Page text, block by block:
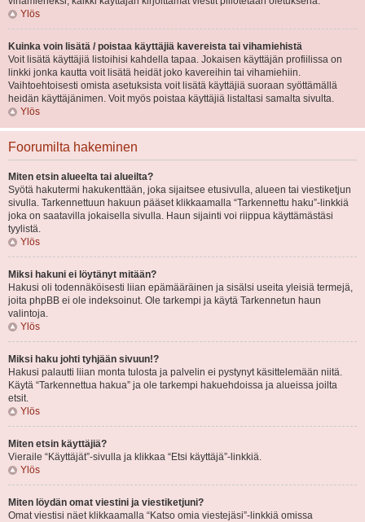
Ylös
Kuinka voin lisätä / poistaa käyttäjiä kavereista tai vihamiehistä
Voit lisätä käyttäjiä listoihisi kahdella tapaa. Jokaisen käyttäjän profiilissa on
linkki jonka kautta voit lisätä heidät joko kavereihin tai vihamiehiin.
Vaihtoehtoisesti omista asetuksista voit lisätä käyttäjiä suoraan syöttämällä
heidän käyttäjänimen. Voit myös poistaa käyttäjiä listaltasi samalta sivulta.
Ylös
Foorumilta hakeminen
Miten etsin alueelta tai alueilta?
Syötä hakutermi hakukenttään, joka sijaitsee etusivulla, alueen tai viestiketjun
sivulla. Tarkennettuun hakuun pääset klikkaamalla “Tarkennettu haku”-linkkiä
joka on saatavilla jokaisella sivulla. Haun sijainti voi riippua käyttämästäsi
tyylistä.
Ylös
Miksi hakuni ei löytänyt mitään?
Hakusi oli todennäköisesti liian epämääräinen ja sisälsi useita yleisiä termejä,
joita phpBB ei ole indeksoinut. Ole tarkempi ja käytä Tarkennetun haun
valintoja.
Ylös
Miksi haku johti tyhjään sivuun!?
Hakusi palautti liian monta tulosta ja palvelin ei pystynyt käsittelemään niitä.
Käytä “Tarkennettua hakua” ja ole tarkempi hakuehdoissa ja alueissa joilta
etsit.
Ylös
Miten etsin käyttäjiä?
Vieraile “Käyttäjät”-sivulla ja klikkaa “Etsi käyttäjä”-linkkiä.
Ylös
Miten löydän omat viestini ja viestiketjuni?
Omat viestisi näet klikkaamalla “Katso omia viestejäsi”-linkkiä omissa